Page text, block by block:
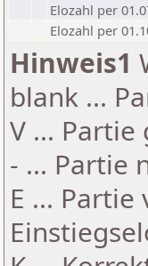
Elozahl per
Elozahl per
Hinweis1
blank ...
V ...
- ... Partie
E ...